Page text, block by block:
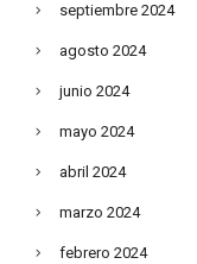
septiembre 2024
agosto 2024
junio 2024
mayo 2024
abril 2024
marzo 2024
febrero 2024